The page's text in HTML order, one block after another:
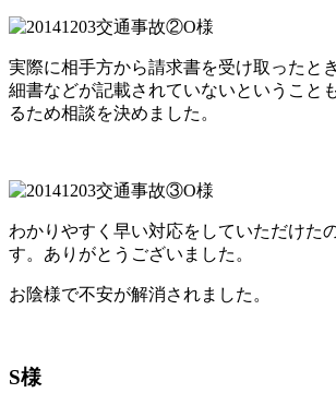
実際に相手方から請求書を受け取ったと
細書などが記載されていないということ
るため相談を決めました。
わかりやすく早い対応をしていただけた
す。ありがとうございました。
お陰様で不安が解消されました。
S様